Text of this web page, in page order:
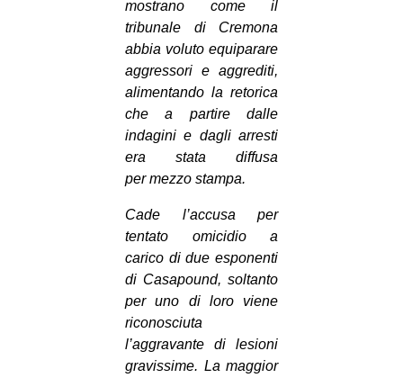
mostrano come il
tribunale di Cremona
abbia voluto equiparare
aggressori e aggrediti,
alimentando la retorica
che a partire dalle
indagini e dagli arresti
era stata diffusa
permezzo stampa.
Cade l’accusa per
tentato omicidio a
carico di due esponenti
di Casapound, soltanto
per uno di loro viene
riconosciuta
l’aggravante di lesioni
gravissime. La maggior